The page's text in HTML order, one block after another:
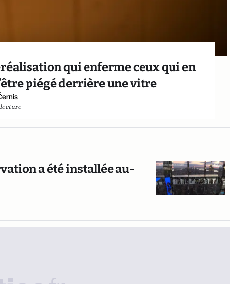
qui enferme ceux qui en
piégé derrière une vitre
a été installée au-